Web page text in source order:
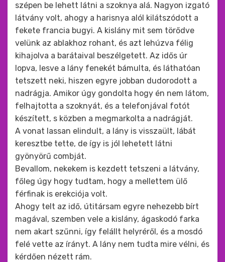
szépen be lehett látni a szoknya alá. Nagyon izgató
látvány volt, ahogy a harisnya alól kilátszódott a
fekete francia bugyi. A kislány mit sem törődve
velünk az ablakhoz rohant, és azt lehúzva félig
kihajolva a barátaival beszélgetett. Az idős úr
lopva, lesve a lány fenekét bámulta, és láthatóan
tetszett neki, hiszen egyre jobban dudorodott a
nadrágja. Amikor úgy gondolta hogy én nem látom,
felhajtotta a szoknyát, és a telefonjával fotót
készített, s közben a megmarkolta a nadrágját.
A vonat lassan elindult, a lány is visszaült, lábát
keresztbe tette, de így is jól lehetett látni
gyönyörű combját.
Bevallom, nekekem is kezdett tetszeni a látvány,
főleg úgy hogy tudtam, hogy a mellettem ülő
férfinak is erekciója volt.
Ahogy telt az idő, útitársam egyre nehezebb bírt
magával, szemben vele a kislány, ágaskodó farka
nem akart szűnni, így felállt helyréről, és a mosdó
felé vette az írányt. A lány nem tudta mire vélni, és
kérdően nézett rám.